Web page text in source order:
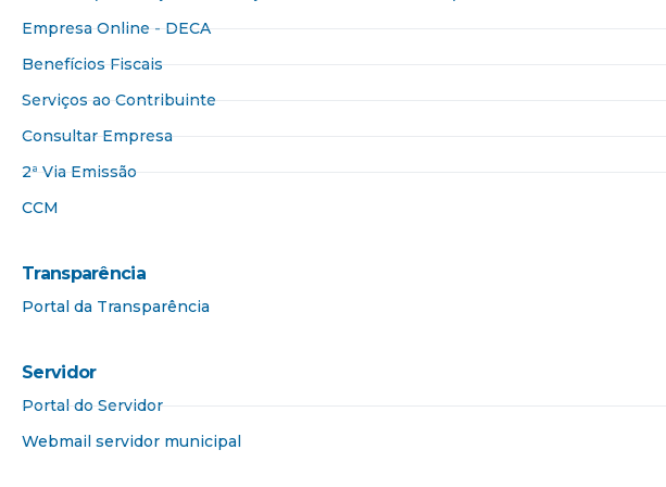
Empresa Online - DECA
Benefícios Fiscais
Serviços ao Contribuinte
Consultar Empresa
2ª Via Emissão
CCM
Transparência
Portal da Transparência​
Servidor
Portal do Servidor
Webmail servidor municipal​